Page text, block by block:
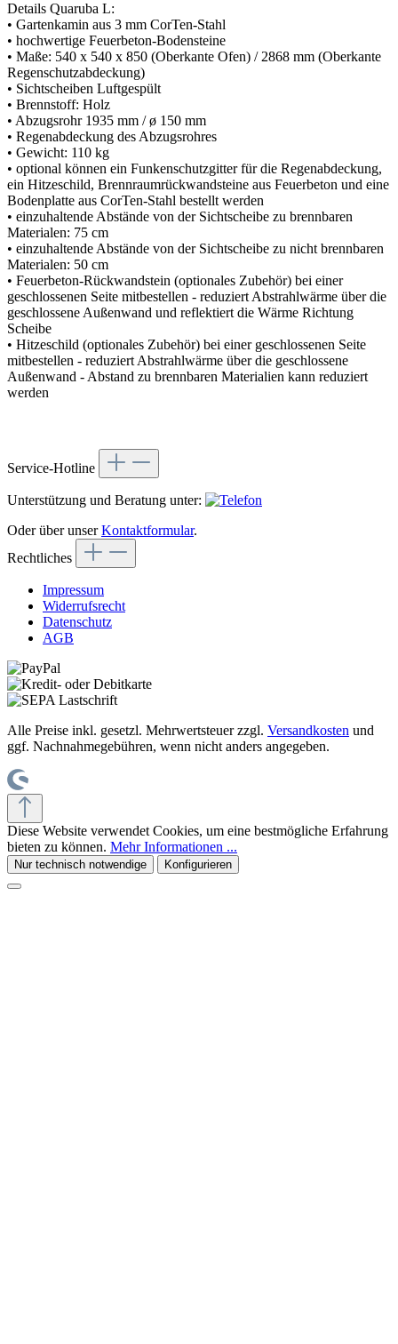
Details Quaruba L:
• Gartenkamin aus 3 mm CorTen-Stahl
• hochwertige Feuerbeton-Bodensteine
• Maße: 540 x 540 x 850 (Oberkante Ofen) / 2868 mm (Oberkante
Regenschutzabdeckung)
• Sichtscheiben Luftgespült
• Brennstoff: Holz
• Abzugsrohr 1935 mm / ø 150 mm
• Regenabdeckung des Abzugsrohres
• Gewicht: 110 kg
• optional können ein Funkenschutzgitter für die Regenabdeckung,
ein Hitzeschild, Brennraumrückwandsteine aus Feuerbeton und eine
Bodenplatte aus CorTen-Stahl bestellt werden
• einzuhaltende Abstände von der Sichtscheibe zu brennbaren
Materialen: 75 cm
• einzuhaltende Abstände von der Sichtscheibe zu nicht brennbaren
Materialen: 50 cm
• Feuerbeton-Rückwandstein (optionales Zubehör) bei einer
geschlossenen Seite mitbestellen - reduziert Abstrahlwärme über die
geschlossene Außenwand und reflektiert die Wärme Richtung
Scheibe
• Hitzeschild (optionales Zubehör) bei einer geschlossenen Seite
mitbestellen - reduziert Abstrahlwärme über die geschlossene
Außenwand - Abstand zu brennbaren Materialien kann reduziert
werden
Service-Hotline
Unterstützung und Beratung unter:
Oder über unserKontaktformular.
Rechtliches
Impressum
Widerrufsrecht
Datenschutz
AGB
Alle Preise inkl. gesetzl. Mehrwertsteuer zzgl. Versandkosten und
ggf. Nachnahmegebühren, wenn nicht anders angegeben.
Diese Website verwendet Cookies, um eine bestmögliche Erfahrung
bieten zu können. Mehr Informationen ...
Nur technisch notwendige Konfigurieren